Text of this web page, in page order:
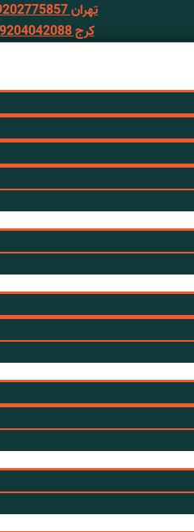
تهران 09202775857
کرج 09204042088